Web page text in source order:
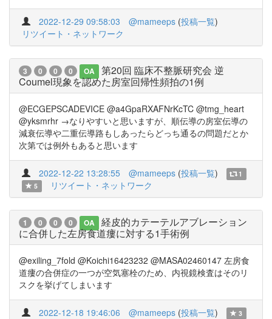
2022-12-29 09:58:03 @mameeps (投稿一覧)
リツイート・ネットワーク
3 0 0 0 OA
第20回 臨床不整脈研究会 逆
Coumel現象を認めた房室回帰性頻拍の1例
@ECGEPSCADEVICE @a4GpaRXAFNrKcTC @tmg_heart
@yksmrhr →なりやすいと思いますが、順伝導の房室伝導の
減衰伝導や二重伝導路もしあったらどっち通るの問題だとか
次第では例外もあると思います
2022-12-22 13:28:55 @mameeps (投稿一覧)
1
5
リツイート・ネットワーク
1 0 0 0 OA
経皮的カテーテルアブレーション
に合併した左房食道瘻に対する1手術例
@exiling_7fold @Koichi16423232 @MASA02460147 左房食
道瘻の合併症の一つが空気塞栓のため、内視鏡検査はそのリ
スクを挙げてしまいます
2022-12-18 19:46:06 @mameeps (投稿一覧) 3